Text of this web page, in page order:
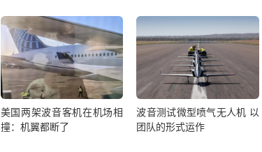
美国两架波音客机在机场相
撞：机翼都断了
波音测试微型喷气无人机 以
团队的形式运作